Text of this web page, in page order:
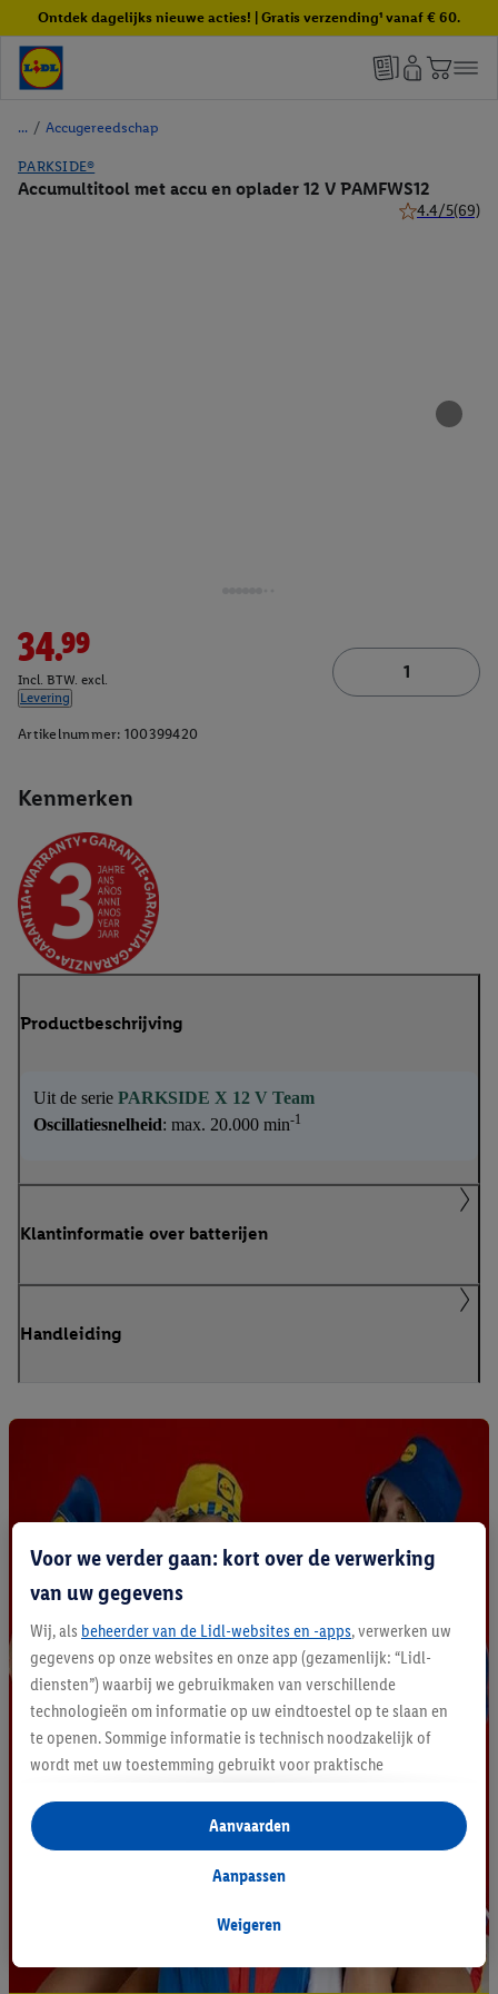
Ontdek dagelijks nieuwe acties! | Gratis verzending¹ vanaf € 60.
/ Accugereedschap
PARKSIDE®
Accumultitool met accu en oplader 12 V PAMFWS12
4.4/5(69)
Kenmerken
34.99
Incl. BTW. excl.
Levering
Artikelnummer: 100399420
Productbeschrijving
Uit de serie PARKSIDE X 12 V Team
Oscillatiesnelheid: max. 20.000 min-1
Klantinformatie over batterijen
Handleiding
Voor we verder gaan: kort over de verwerking
van uw gegevens
Wij, als beheerder van de Lidl-websites en -apps, verwerken uw
gegevens op onze websites en onze app (gezamenlijk: “Lidl-
diensten”) waarbij we gebruikmaken van verschillende
technologieën om informatie op uw eindtoestel op te slaan en
te openen. Sommige informatie is technisch noodzakelijk of
wordt met uw toestemming gebruikt voor praktische
reclame binnen en buiten de Lidl-diensten aan te bieden. Als u
deelneemt aan het Lidl Plus-programma, worden voor deze
doeleinden eveneens gegevens over uw koopgedrag in de
Als u hier uw toestemming geeft voor gepersonaliseerde
of inlogt op uw bestaande Lidl Plus-account, kunnen wij en
Weigeren
Aanpassen
Aanvaarden